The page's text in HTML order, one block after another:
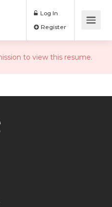
Log In
to view this resume.